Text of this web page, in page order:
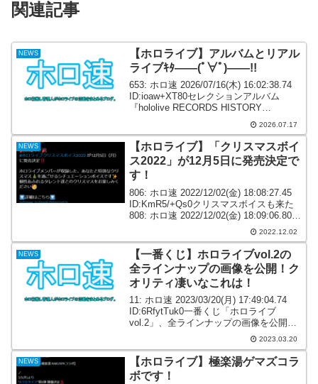
関連記事
NEWS
【ホロライブ】アルバムとリアル
ライブｷﾀ――(ﾟ∀ﾟ)――!!
653: ホロ速 2026/07/16(木) 16:02:38.74
ID:ioaw+XT80セレクションアルバム
『hololive RECORDS HISTORY
COLLECTION』販売開始！■アルバム商
2026.07.17
NEWS
【ホロライブ】「クリスマスボイ
ス2022」が12月5日に発売決定で
す！
806: ホロ速 2022/12/02(金) 18:08:27.45
ID:KmR5/+Qs0クリスマスボイスも来た
808: ホロ速 2022/12/02(金) 18:09:06.80
ID:nM7y7igW0🎉お知らせ🎉 #ホロライブ
2022.12.02
NEWS
【一番くじ】ホロライブvol.2の
全ラインナップの画像を公開！ク
オリティ凄いなこれは！
11: ホロ速 2023/03/20(月) 17:49:04.74
ID:6RfytTuk0一番くじ「ホロライブ
vol.2」、全ラインナップの画像を公開！
17: ホロ速 2023/03/20(月) 17:53:12.26
2023.03.20
NEWS
【ホロライブ】極楽湯ゲマズコラ
ボです！